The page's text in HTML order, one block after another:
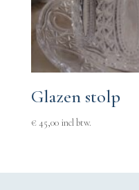
Glazen stolp
€45,00 incl btw.